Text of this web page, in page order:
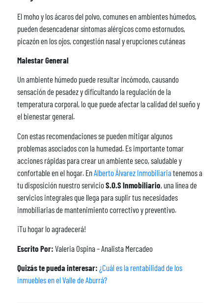
El moho y los ácaros del polvo, comunes en ambientes húmedos,
pueden desencadenar síntomas alérgicos como estornudos,
picazón en los ojos, congestión nasal y erupciones cutáneas
Malestar General
Un ambiente húmedo puede resultar incómodo, causando
sensación de pesadez y dificultando la regulación de la
temperatura corporal, lo que puede afectar la calidad del sueño y
el bienestar general.
Con estas recomendaciones se pueden mitigar algunos
problemas asociados con la humedad. Es importante tomar
acciones rápidas para crear un ambiente seco, saludable y
confortable en el hogar. EnAlberto Álvarez Inmobiliariatenemos a
tu disposición nuestro servicioS.O.S Inmobiliario, una línea de
servicios integrales que llega para suplir tus necesidades
inmobiliarias de mantenimiento correctivo y preventivo.
¡Tu hogar lo agradecerá!
Escrito Por: Valeria Ospina – Analista Mercadeo
Quizás te pueda interesar: ¿Cuál es la rentabilidad de los
inmuebles en el Valle de Aburrá?